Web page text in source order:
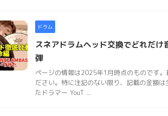
ドラム
スネアドラムヘッド交換でどれだ
弾
ページの情報は2025年1月時点のものです
ださい。特に注記のない限り、記載の金額
たドラマー YouT ...